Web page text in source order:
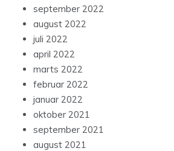
september 2022
august 2022
juli 2022
april 2022
marts 2022
februar 2022
januar 2022
oktober 2021
september 2021
august 2021